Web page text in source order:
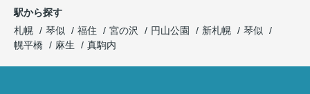
駅から探す
札幌
琴似 福住 宮の沢 円山公園 新札幌
琴似
幌平橋
麻生 真駒内